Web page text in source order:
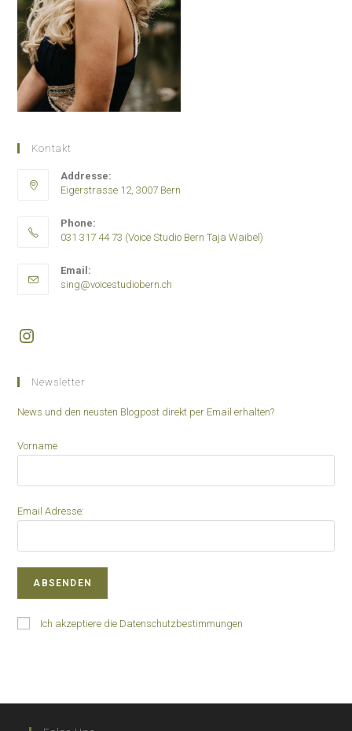
Kontakt
Addresse:
Eigerstrasse 12, 3007 Bern
Phone:
031 317 44 73 (Voice Studio Bern Taja Waibel)
in
your
Email:
sing@voicestudiobern.ch
Instagram
Newsletter
News und den neusten Blogpost direkt per Email erhalten?
Vorname
Email Adresse:
Ich akzeptiere die Datenschutzbestimmungen